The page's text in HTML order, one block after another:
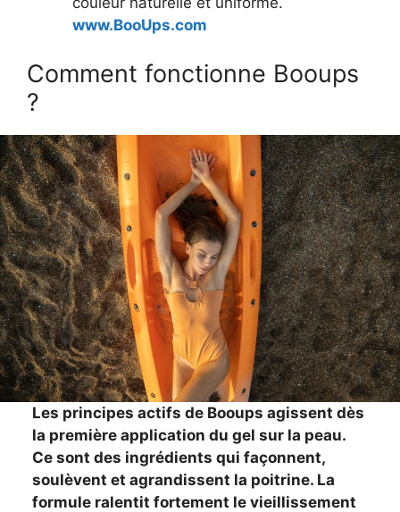
www.BooUps.com
Comment fonctionne Booups
?
Les principes actifs de Booups agissent dès
la première application du gel sur la peau.
Ce sont des ingrédients qui façonnent,
soulèvent et agrandissent la poitrine. La
formule ralentit fortement le vieillissement